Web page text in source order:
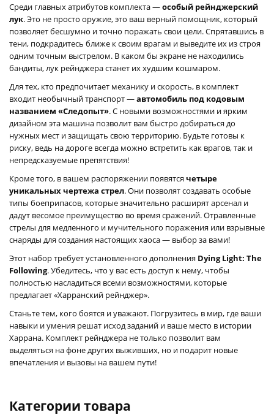
Среди главных атрибутов комплекта —особый рейнджерский
лук. Это не просто оружие, это ваш верный помощник, который
позволяет бесшумно и точно поражать свои цели. Спрятавшись в
тени, подкрадитесь ближе к своим врагам и выведите их из строя
одним точным выстрелом. В каком бы экране не находились
бандиты, лук рейнджера станет их худшим кошмаром.
Для тех, кто предпочитает механику и скорость, в комплект
входит необычный транспорт —автомобиль под кодовым
названием «Следопыт». С новыми возможностями и ярким
дизайном эта машина позволит вам быстро добираться до
нужных мест и защищать свою территорию. Будьте готовы к
риску, ведь на дороге всегда можно встретить как врагов, так и
непредсказуемые препятствия!
Кроме того, в вашем распоряжении появятся четыре
уникальных чертежа стрел. Они позволят создавать особые
типы боеприпасов, которые значительно расширят арсенал и
дадут весомое преимущество во время сражений. Отравленные
стрелы для медленного и мучительного поражения или взрывные
снаряды для создания настоящих хаоса — выбор за вами!
Этот набор требует установленного дополнения Dying Light: The
Following. Убедитесь, что у вас есть доступ к нему, чтобы
полностью насладиться всеми возможностями, которые
предлагает «Харранский рейнджер».
Станьте тем, кого боятся и уважают. Погрузитесь в мир, где ваши
навыки и умения решат исход заданий и ваше место в истории
Харрана. Комплект рейнджера не только позволит вам
выделяться на фоне других выживших, но и подарит новые
впечатления и вызовы на вашем пути!
Категории товара